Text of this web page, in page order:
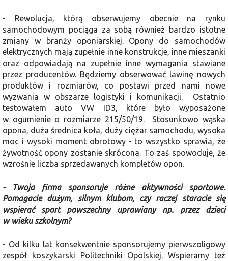
- Rewolucja, którą obserwujemy obecnie na rynku
samochodowym pociąga za sobą również bardzo istotne
zmiany w branży oponiarskiej. Opony do samochodów
elektrycznych mają zupełnie inne konstrukcje, inne mieszanki
oraz odpowiadają na zupełnie inne wymagania stawiane
przez producentów. Będziemy obserwować lawinę nowych
produktów i rozmiarów, co postawi przed nami nowe
wyzwania w obszarze logistyki i komunikacji. Ostatnio
testowałem auto VW ID3, które było wyposażone
w ogumienie o rozmiarze 215/50/19. Stosunkowo wąska
opona, duża średnica koła, duży ciężar samochodu, wysoka
moc i wysoki moment obrotowy - to wszystko sprawia, że
żywotność opony zostanie skrócona. To zaś spowoduje, że
wzrośnie liczba sprzedawanych kompletów opon.
- Twoja firma sponsoruje różne aktywności sportowe.
Pomagacie dużym, silnym klubom, czy raczej staracie się
wspierać sport powszechny uprawiany np. przez dzieci
w wieku szkolnym?
- Od kilku lat konsekwentnie sponsorujemy pierwszoligowy
zespół koszykarski Politechniki Opolskiej. Wspieramy też